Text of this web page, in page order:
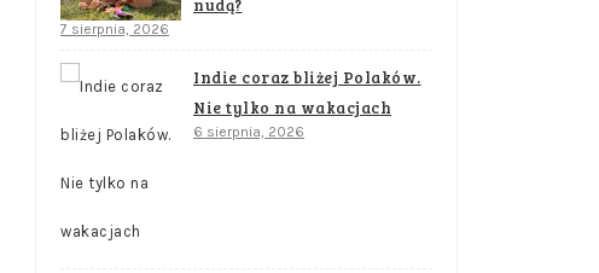
nudą?
7 sierpnia, 2026
Indie coraz bliżej Polaków.
Nie tylko na wakacjach
6 sierpnia, 2026